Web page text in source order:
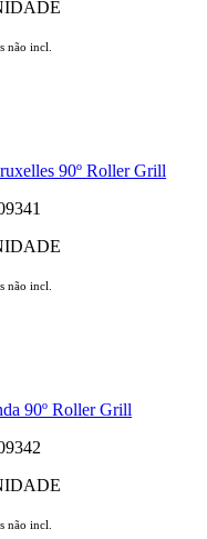
não incl.
90º Roller Grill
não incl.
90º Roller Grill
não incl.